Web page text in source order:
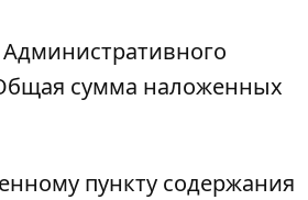
Административного
сумма наложенных
пункту содержания